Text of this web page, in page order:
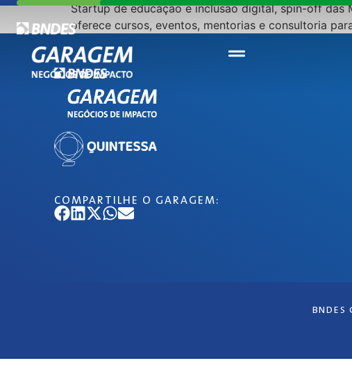
Startup de educação e inclusão digital, spin-off das
oferece cursos, eventos, mentorias e consultoria
COMPARTILHE O GARAGEM:
BNDES